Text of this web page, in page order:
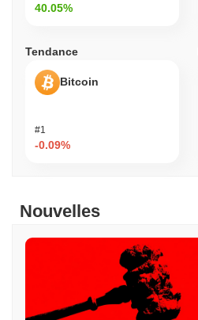
40.05%
Tendance
Bitcoin
#1
-0.09%
Nouvelles